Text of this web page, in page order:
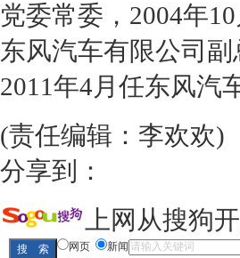
党委常委，2004年
东风汽车有限公司
2011年4月任东风汽
(责任编辑：李欢欢)
分享到：
上网从搜狗
网页 新闻